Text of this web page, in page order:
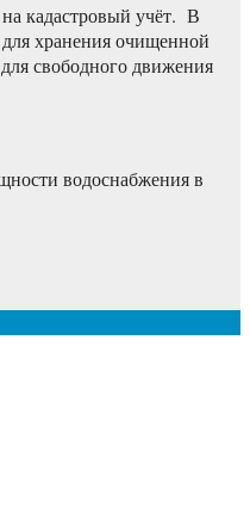
кадастровый учёт. В
хранения очищенной
свободного движения
водоснабжения в